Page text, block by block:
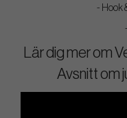
- Hook
Lär dig mer om
Avsnitt om